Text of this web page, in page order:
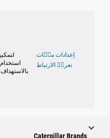
إعدادات ملٝات
تعريٝ الارتباط
Caterpillar Brands